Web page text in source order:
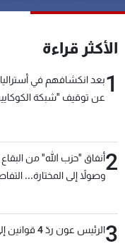
الأكثر قراءة
1بعد انكشافهم في
عن توقيف "شبكة
2أنفاق "حزب الله" من
وصولاً إلى المختارة...
3الرئيس عون ردّ 4 قوانين إلى مجلس النواب
شاهد البرامج
عن MTV
الإنـتـاج